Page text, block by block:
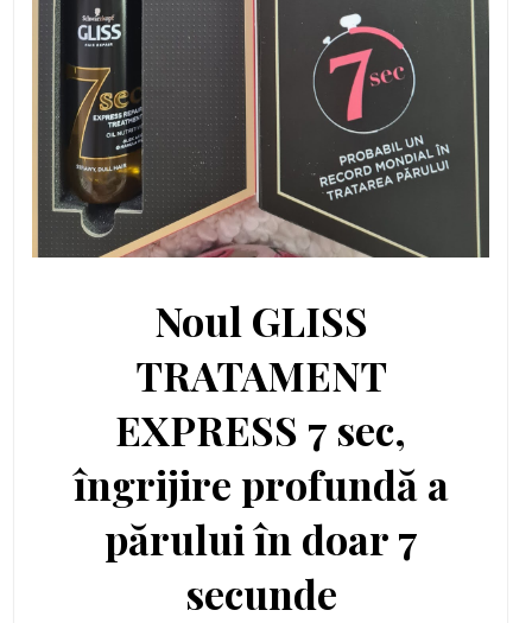
Noul GLISS
TRATAMENT
EXPRESS 7 sec,
îngrijire profundă a
părului în doar 7
secunde